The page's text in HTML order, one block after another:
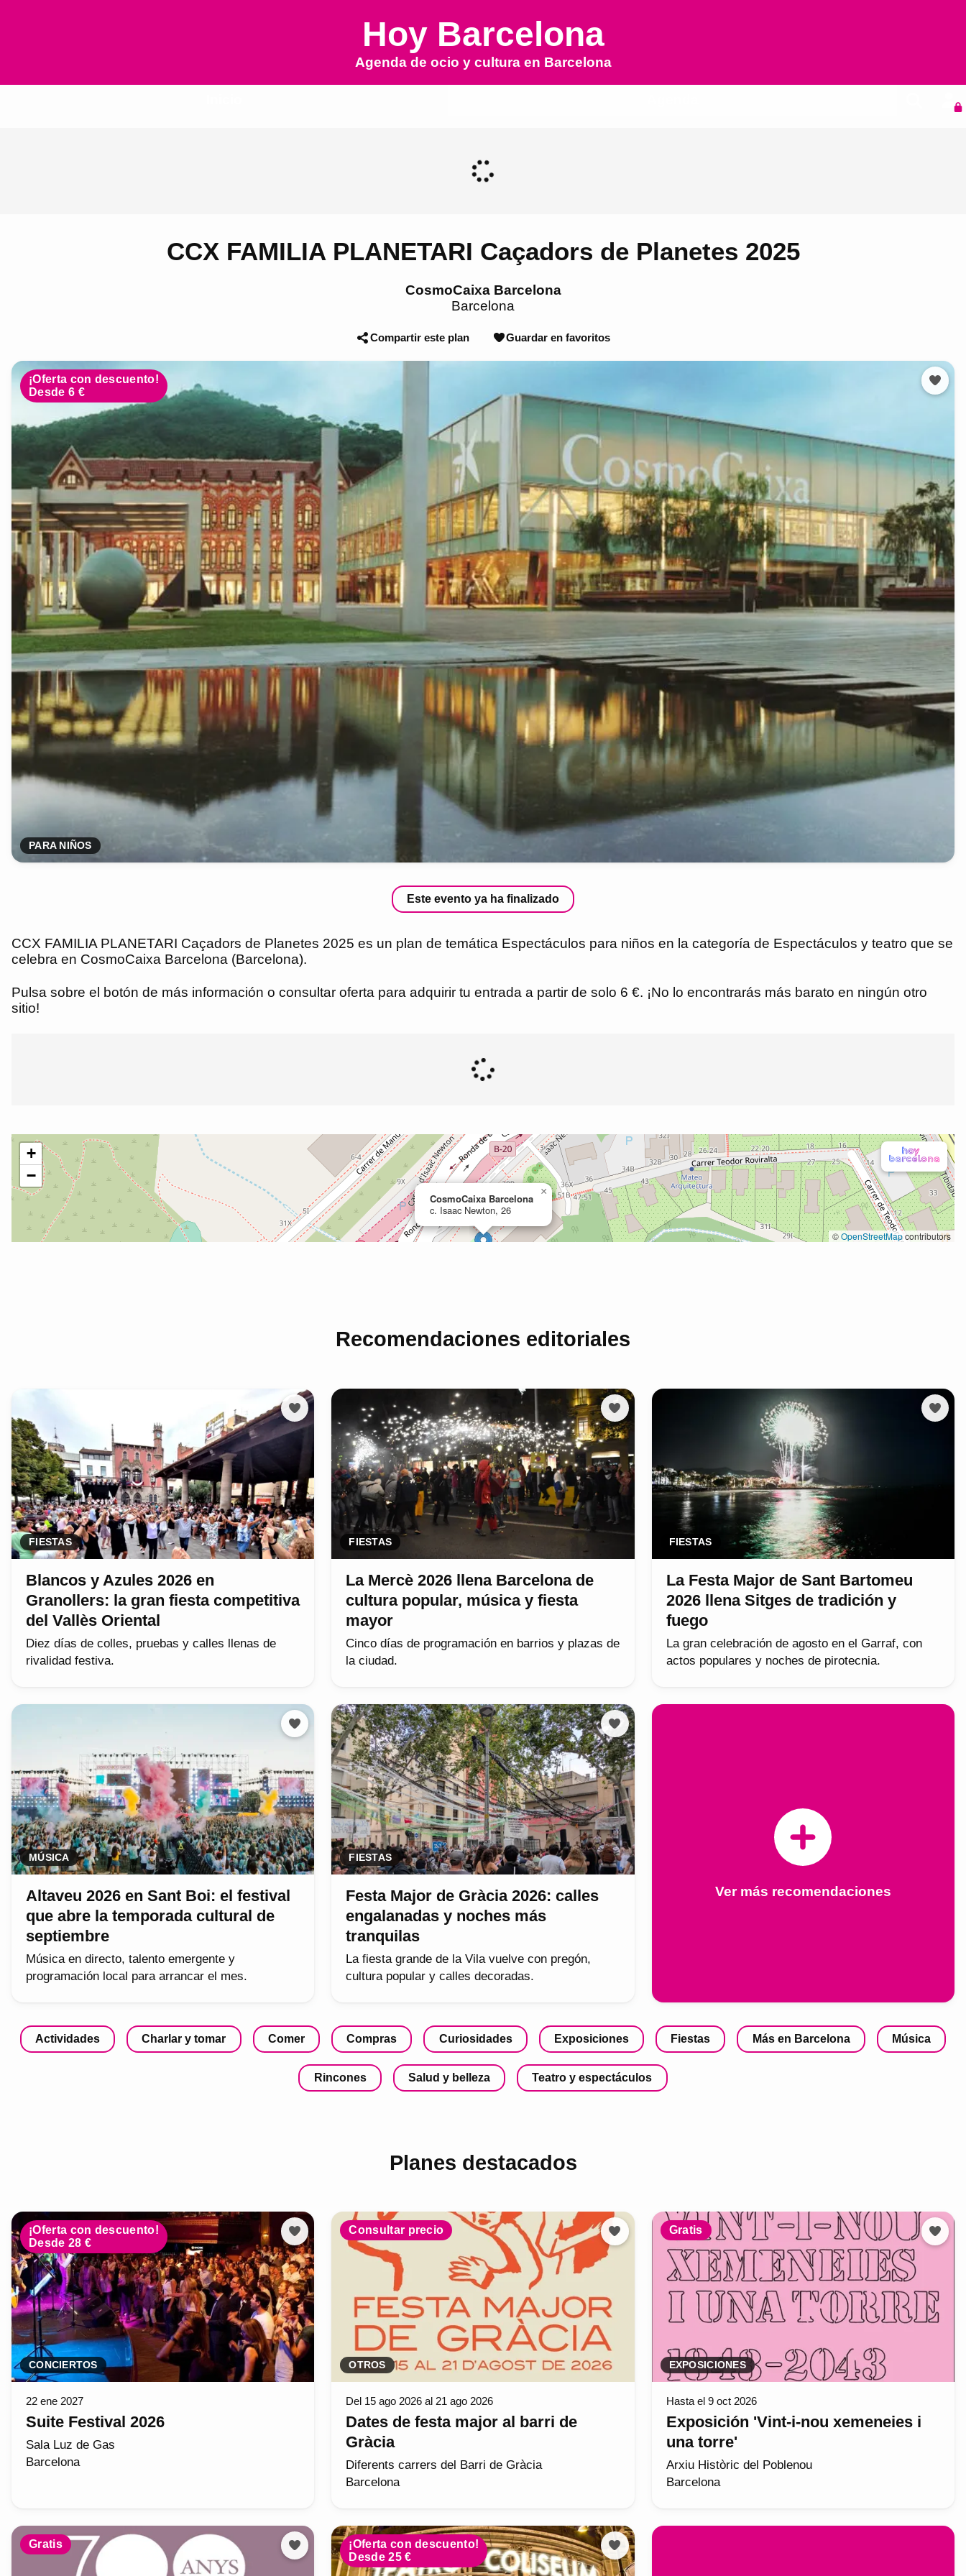
Hoy Barcelona
Agenda de ocio y cultura en Barcelona
CCX FAMILIA PLANETARI Caçadors de Planetes 2025
CosmoCaixa Barcelona
Barcelona
Compartir este plan Guardar en favoritos
¡Oferta con descuento!
Desde 6 €
PARA NIÑOS
Este evento ya ha finalizado
CCX FAMILIA PLANETARI Caçadors de Planetes 2025 es un plan de temática Espectáculos para niños en la categoría de Espectáculos y teatro que se
celebra en CosmoCaixa Barcelona (Barcelona).
Pulsa sobre el botón de más información o consultar oferta para adquirir tu entrada a partir de solo 6 €. ¡No lo encontrarás más barato en ningún otro
sitio!
Recomendaciones editoriales
FIESTAS
Blancos y Azules 2026 en
Granollers: la gran fiesta competitiva
del Vallès Oriental
Diez días de colles, pruebas y calles llenas de
rivalidad festiva.
FIESTAS
La Mercè 2026 llena Barcelona de
cultura popular, música y fiesta
mayor
Cinco días de programación en barrios y plazas de
la ciudad.
FIESTAS
La Festa Major de Sant Bartomeu
2026 llena Sitges de tradición y
fuego
La gran celebración de agosto en el Garraf, con
actos populares y noches de pirotecnia.
MÚSICA
Altaveu 2026 en Sant Boi: el festival
que abre la temporada cultural de
septiembre
Música en directo, talento emergente y
programación local para arrancar el mes.
FIESTAS
Festa Major de Gràcia 2026: calles
engalanadas y noches más
tranquilas
La fiesta grande de la Vila vuelve con pregón,
cultura popular y calles decoradas.
Ver más recomendaciones
Actividades Charlar y tomar Comer Compras Curiosidades Exposiciones Fiestas Más en Barcelona Música
Rincones Salud y belleza Teatro y espectáculos
Planes destacados
¡Oferta con descuento!
Desde 28 €
CONCIERTOS
22 ene 2027
Suite Festival 2026
Sala Luz de Gas
Barcelona
Consultar precio
OTROS
Del 15 ago 2026 al 21 ago 2026
Dates de festa major al barri de
Gràcia
Diferents carrers del Barri de Gràcia
Barcelona
Gratis
EXPOSICIONES
Hasta el 9 oct 2026
Exposición 'Vint-i-nou xemeneies i
una torre'
Arxiu Històric del Poblenou
Barcelona
Gratis
¡Oferta con descuento!
Desde 25 €